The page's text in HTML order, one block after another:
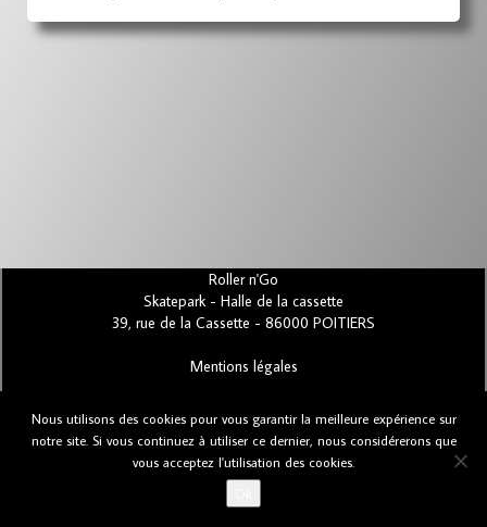
Roller n'Go
Skatepark - Halle de la cassette
39, rue de la Cassette - 86000 POITIERS
Mentions légales
Bugs et suggestions
Nous utilisons des cookies pour vous garantir la meilleure expérience sur
notre site. Si vous continuez à utiliser ce dernier, nous considérerons que
vous acceptez l'utilisation des cookies.